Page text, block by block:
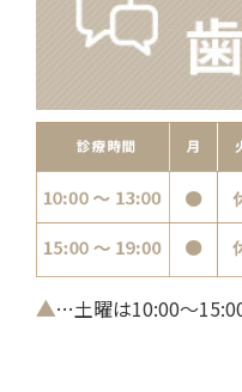
▲…土曜は10:00～